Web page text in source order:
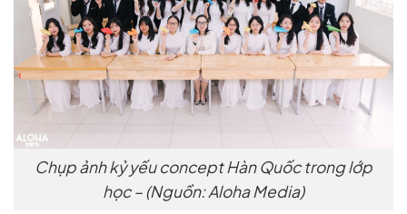
Chụp ảnh kỷ yếu concept Hàn Quốc trong lớp
học – (Nguồn: Aloha Media)